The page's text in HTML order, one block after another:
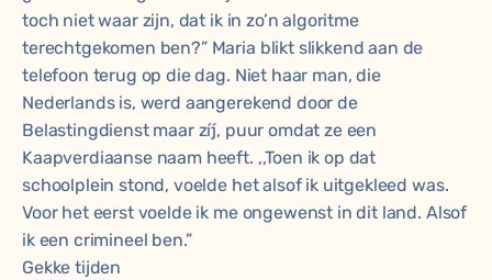
toch niet waar zijn, dat ik in zo’n algoritme
terechtgekomen ben?” Maria blikt slikkend aan de
telefoon terug op die dag. Niet haar man, die
Nederlands is, werd aangerekend door de
Belastingdienst maar zíj, puur omdat ze een
Kaapverdiaanse naam heeft. ,,Toen ik op dat
schoolplein stond, voelde het alsof ik uitgekleed was.
Voor het eerst voelde ik me ongewenst in dit land. Alsof
ik een crimineel ben.”
Gekke tijden